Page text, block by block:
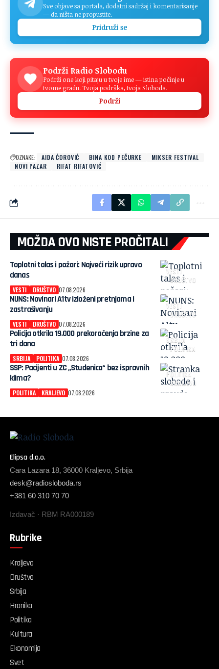
Sve objave sa portala, dodatni sadržaj i komentarisanje
— da ništa ne propustite.
Pridruži se
Podrži Radio Slobodu
Podrži one koji pitaju u tvoje ime — istina počinje u
tvome gradu. Tvoja podrška, tvoja Sloboda.
Podrži
OZNAKE: AIDA ĆOROVIĆ BINA KOD PEČURKE
MIKSER FESTIVAL
NOVI PAZAR
RIFAT RIFATOVIĆ
MOŽDA OVO NISTE PROČITALI
VESTI
DRUŠTVO
Toplotni talas i požari: Najveći rizik upravo
danas
VESTI DRUŠTVO 07.08.2026
VESTI
DRUŠTVO
NUNS: Novinari A1tv izloženi pretnjama i
zastrašivanju
VESTI DRUŠTVO 07.08.2026
SRBIJA
POLITIKA
Policija otkrila 19.000 prekoračenja brzine za
tri dana
SRBIJA POLITIKA 07.08.2026
POLITIKA
KRALJEVO
SSP: Pacijenti u ZC „Studenica“ bez ispravnih
klima?
POLITIKA KRALJEVO 07.08.2026
Elipsa d.o.o.
Cara Lazara 18, 36000 Kraljevo, Srbija
desk@radiosloboda.rs
+381 60 310 70 70
Izdavač · RBM RA000189
Rubrike
Kraljevo
Društvo
Srbija
Hronika
Politika
Kultura
Ekonomija
Svet